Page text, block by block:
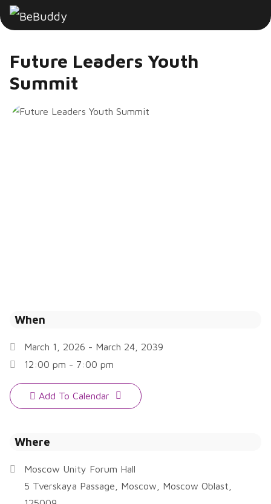
Future Leaders Youth
Summit
When
March 1, 2026 - March 24, 2039
12:00 pm - 7:00 pm
Add To Calendar
Where
Moscow Unity Forum Hall
5 Tverskaya Passage, Moscow, Moscow Oblast,